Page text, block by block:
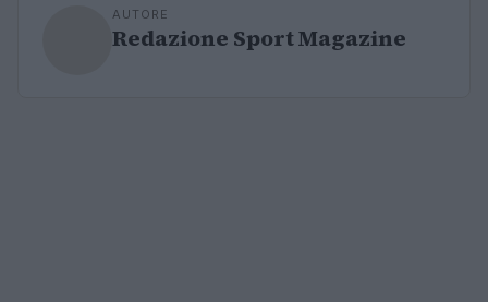
AUTORE
Redazione Sport Magazine